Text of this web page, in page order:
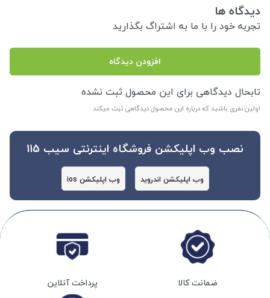
دیدگاه ها
تجربه خود را با ما به اشتراگ بگذارید
افزودن دیدگاه
تابحال دیدگاهی برای این محصول ثبت نشده
اولین نفری باشید که درباره این محصول دیدگاهی ثبت میکند
نصب وب اپلیکشن فروشگاه اینترنتی سیب 115
وب اپلیکشن اندروید وب اپلیکشن ios
ضمانت کالا پرداخت آنلاین